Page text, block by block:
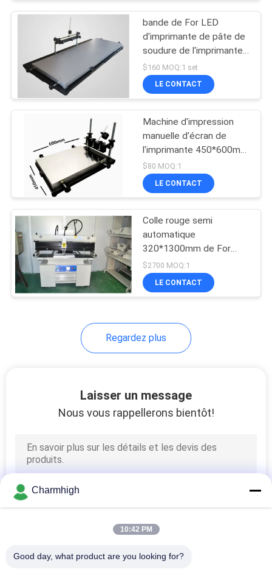
machine de
transfert de smd
Chaîne de montage
de carte PCB
Accessoires de SMT
machine de soudure
de vague
bande de For LED
d'imprimante de pâte de
soudure de l'imprimante
1300*240mm de pochoir
de 1.2m LED
manuellement
$160 MOQ:1 set
LE CONTACT
Machine d'impression
manuelle d'écran de
l'imprimante 450*600mm
de pochoir de SMT de
plus grande taille 4560
$80 MOQ:1
LE CONTACT
Colle rouge semi
automatique
320*1300mm de For
LED d'imprimante de
pâte de soudure de SMT
de 1,2 mètres
$2700 MOQ:1
LE CONTACT
Regardez plus
Laisser un message
Nous vous rappellerons bientôt!
Charmhigh
10:42 PM
Good day, what product are you looking for?